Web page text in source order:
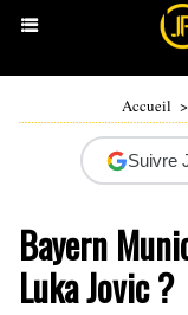
Accueil >
Suivre
Bayern
Luka Jovic ?